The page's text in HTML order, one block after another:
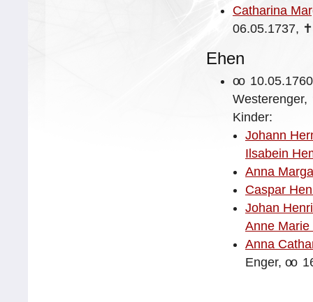
Catharina
06.05.1737,
Ehen
oo
Westerenger,
Kinder:
Johann
Ilsabein
Anna
Caspar
Johan
Anne
Anna
Enger, oo